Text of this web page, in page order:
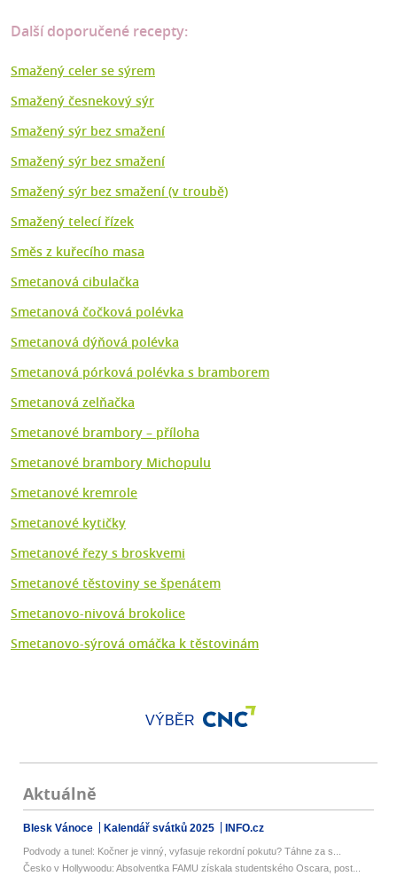
Další doporučené recepty:
Smažený celer se sýrem
Smažený česnekový sýr
Smažený sýr bez smažení
Smažený sýr bez smažení
Smažený sýr bez smažení (v troubě)
Smažený telecí řízek
Směs z kuřecího masa
Smetanová cibulačka
Smetanová čočková polévka
Smetanová dýňová polévka
Smetanová pórková polévka s bramborem
Smetanová zelňačka
Smetanové brambory – příloha
Smetanové brambory Michopulu
Smetanové kremrole
Smetanové kytičky
Smetanové řezy s broskvemi
Smetanové těstoviny se špenátem
Smetanovo-nivová brokolice
Smetanovo-sýrová omáčka k těstovinám
VÝBĚR
Aktuálně
Blesk Vánoce Kalendář svátků 2025 INFO.cz
Podvody a tunel: Kočner je vinný, vyfasuje rekordní pokutu? Táhne za s...
Česko v Hollywoodu: Absolventka FAMU získala studentského Oscara, post...